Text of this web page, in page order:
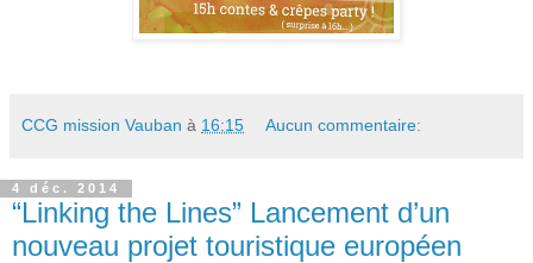
CCG mission Vauban à 16:15 Aucun commentaire:
4 déc. 2014
“Linking the Lines” Lancement d’un
nouveau projet touristique européen